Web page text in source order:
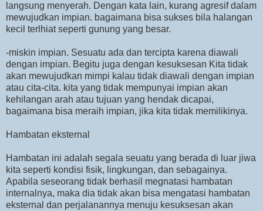
langsung menyerah. Dengan kata lain, kurang agresif dalam
mewujudkan impian. bagaimana bisa sukses bila halangan
kecil terlhiat seperti gunung yang besar.
-miskin impian. Sesuatu ada dan tercipta karena diawali
dengan impian. Begitu juga dengan kesuksesan Kita tidak
akan mewujudkan mimpi kalau tidak diawali dengan impian
atau cita-cita. kita yang tidak mempunyai impian akan
kehilangan arah atau tujuan yang hendak dicapai,
bagaimana bisa meraih impian, jika kita tidak memilikinya.
Hambatan eksternal
Hambatan ini adalah segala seuatu yang berada di luar jiwa
kita seperti kondisi fisik, lingkungan, dan sebagainya.
Apabila seseorang tidak berhasil megnatasi hambatan
internalnya, maka dia tidak akan bisa mengatasi hambatan
eksternal dan perjalanannya menuju kesuksesan akan